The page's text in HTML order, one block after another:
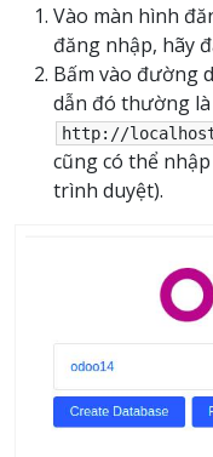
Vào màn hình
đăng nhập, hãy
Bấm vào đường
dẫn đó thường là
http://
cũng có thể
trình duyệt).